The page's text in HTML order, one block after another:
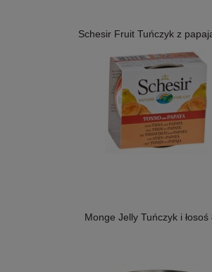
Schesir Fruit Tuńczyk z
Monge Jelly Tuńczyk i łosoś